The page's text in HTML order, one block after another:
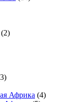
(2)
Африка (4)